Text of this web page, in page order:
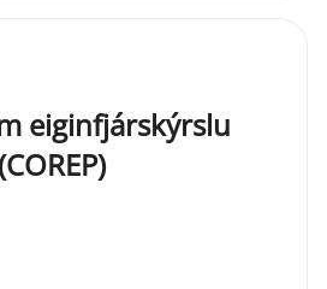
eiginfjárskýrslu